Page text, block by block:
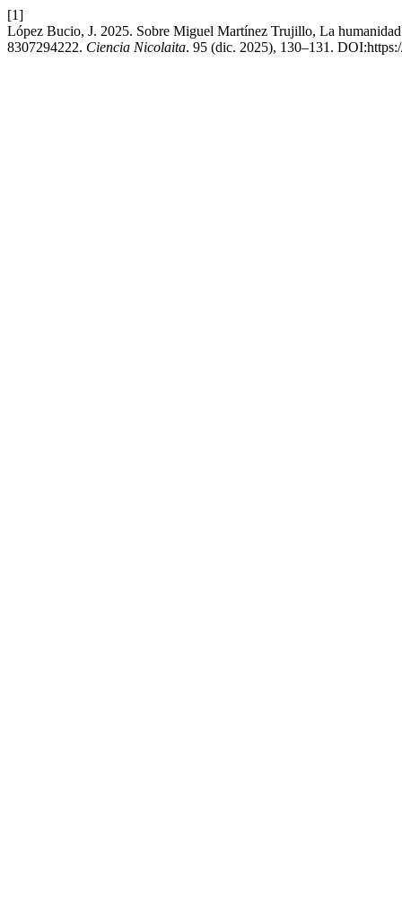
[1]
López Bucio, J. 2025. Sobre Miguel Martínez Trujillo, La
8307294222. Ciencia Nicolaita. 95 (dic. 2025), 130–131.